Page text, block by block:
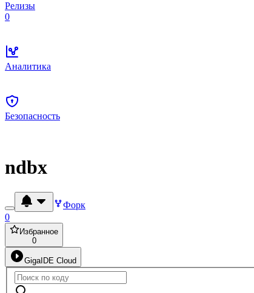
Релизы
0
Аналитика
Безопасность
ndbx
Форк
0
Избранное
0
GigaIDE Cloud